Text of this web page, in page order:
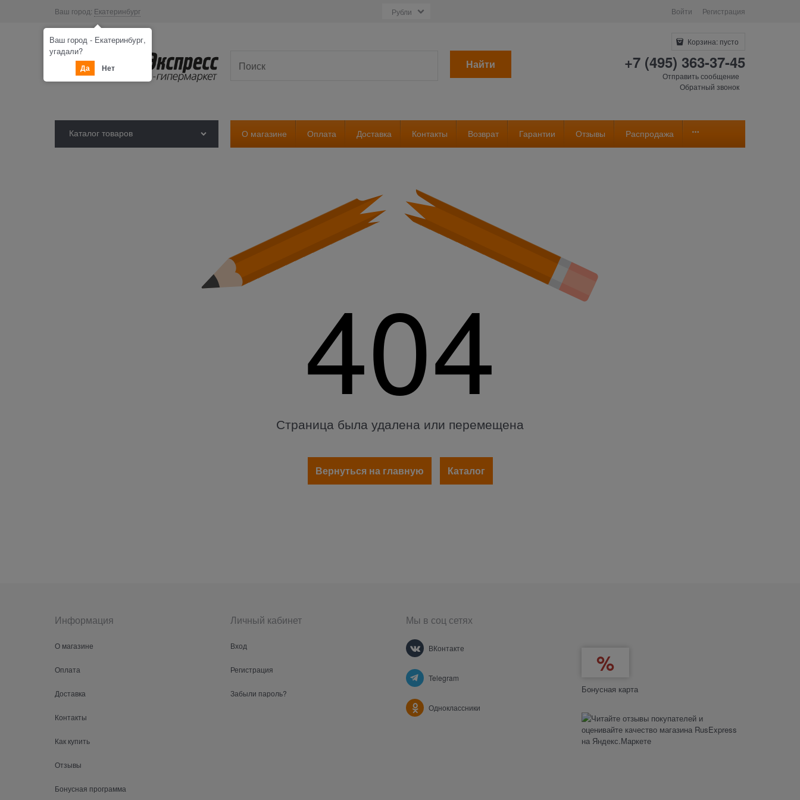
Ваш город: Екатеринбург Войти Регистрация
Найти
Корзина: пусто
+7 (495) 363-37-45
Отправить сообщение
Обратный звонок
Каталог товаров О магазине Оплата Доставка Контакты Возврат Гарантии Отзывы Распродажа
404
Страница была удалена или перемещена
Вернуться на главную Каталог
Информация
О магазине
Оплата
Доставка
Контакты
Как купить
Отзывы
Бонусная программа
Личный кабинет
Вход
Регистрация
Забыли пароль?
Мы в соц сетях
ВКонтакте
Telegram
Одноклассники
Бонусная карта
Ваш город - Екатеринбург,
угадали?
Да Нет